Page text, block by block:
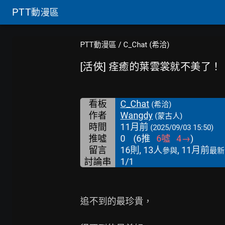
PTT動漫區
PTT動漫區 / C_Chat (希洽)
[活俠] 痊癒的葉雲裳就不美了！
看板 C_Chat (希洽)
作者 Wangdy (蒙古人)
時間 11月前 (2025/09/03 15:50)
推噓 0 (6推 6噓 4→)
留言
16則, 13人參與, 11月前最新
討論串 1/1
追不到的最珍貴，